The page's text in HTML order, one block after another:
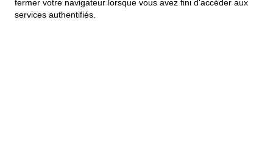
fermer votre navigateur lorsque vous avez fini d'accéder aux
services authentifiés.